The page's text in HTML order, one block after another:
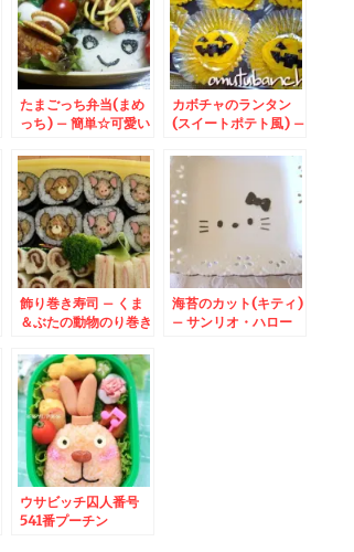
たまごっち弁当(まめ
っち) – 簡単☆可愛い
カボチャのランタン
(スイートポテト風) –
に♪
飾り巻き寿司 – くま
＆ぶたの動物のり巻き
海苔のカット(キティ)
– サンリオ・ハロー
ウサビッチ囚人番号
541番プーチン